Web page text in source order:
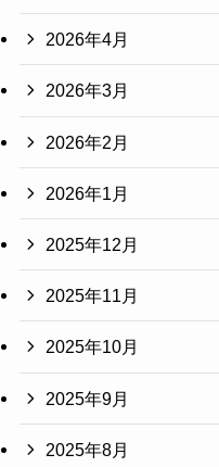
2026年4月
2026年3月
2026年2月
2026年1月
2025年12月
2025年11月
2025年10月
2025年9月
2025年8月